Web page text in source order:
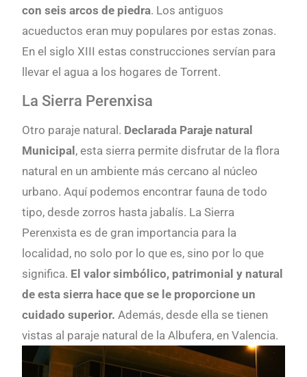
con seis arcos de piedra. Los antiguos
acueductos eran muy populares por estas zonas.
En el siglo XIII estas construcciones servían para
llevar el agua a los hogares de Torrent.
La Sierra Perenxisa
Otro paraje natural. Declarada Paraje natural
Municipal , esta sierra permite disfrutar de la flora
natural en un ambiente más cercano al núcleo
urbano. Aquí podemos encontrar fauna de todo
tipo, desde zorros hasta jabalís. La Sierra
Perenxista es de gran importancia para la
localidad, no solo por lo que es, sino por lo que
significa. El valor simbólico, patrimonial y natural
de esta sierra hace que se le proporcione un
cuidado superior. Además, desde ella se tienen
vistas al paraje natural de la Albufera, en Valencia.